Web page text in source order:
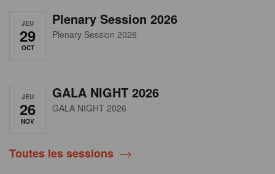
JEU
29
OCT
Plenary Session 2026
Plenary Session 2026
JEU
26
NOV
GALA NIGHT 2026
GALA NIGHT 2026
Toutes les sessions